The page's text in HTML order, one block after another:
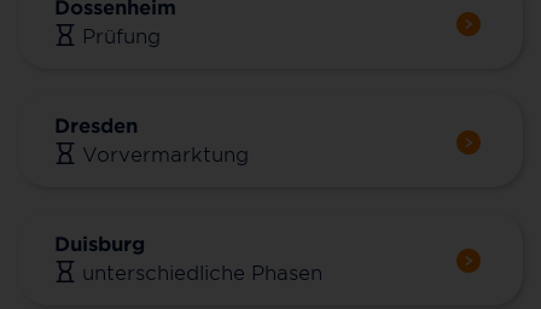
Dossenheim
Prüfung
Dresden
Vorvermarktung
Duisburg
unterschiedliche Phasen